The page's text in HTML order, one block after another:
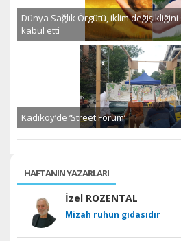
Dünya Sağlık Örgütü, iklim
kabul etti
Kadıköy’de ‘Street Forum’
HAFTANIN YAZARLARI
İzel ROZENTAL
Mizah ruhun gıdasıdır